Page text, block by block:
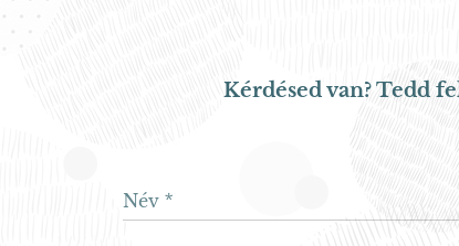
Kérdésed van? Tedd
Név